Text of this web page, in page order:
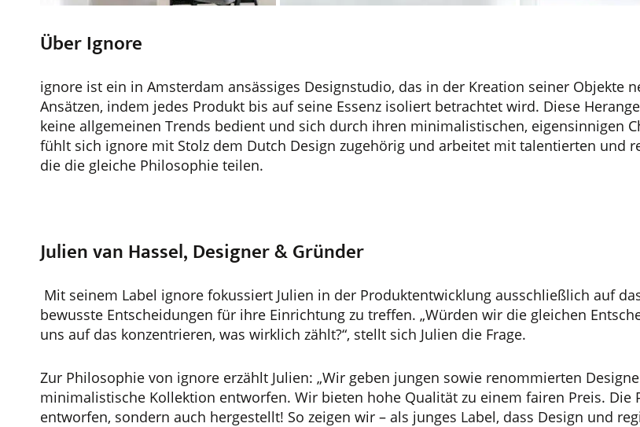
Über Ignore
ignore ist ein in Amsterdam ansässiges Designstudio, das in der Kreation seiner Objekte
Ansätzen, indem jedes Produkt bis auf seine Essenz isoliert betrachtet wird. Diese
keine allgemeinen Trends bedient und sich durch ihren minimalistischen, eigensinnigen
fühlt sich ignore mit Stolz dem Dutch Design zugehörig und arbeitet mit talentierten und
die die gleiche Philosophie teilen.
Julien van Hassel, Designer & Gründer
Mit seinem Label ignore fokussiert Julien in der Produktentwicklung ausschließlich auf
bewusste Entscheidungen für ihre Einrichtung zu treffen. „Würden wir die gleichen
uns auf das konzentrieren, was wirklich zählt?“, stellt sich Julien die Frage.
Zur Philosophie von ignore erzählt Julien: „Wir geben jungen sowie renommierten
minimalistische Kollektion entworfen. Wir bieten hohe Qualität zu einem fairen Preis.
entworfen, sondern auch hergestellt! So zeigen wir – als junges Label, dass Design und